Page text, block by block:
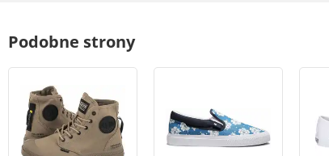
Podobne strony